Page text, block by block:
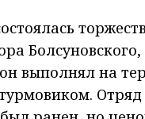
выполнял на
Отряд